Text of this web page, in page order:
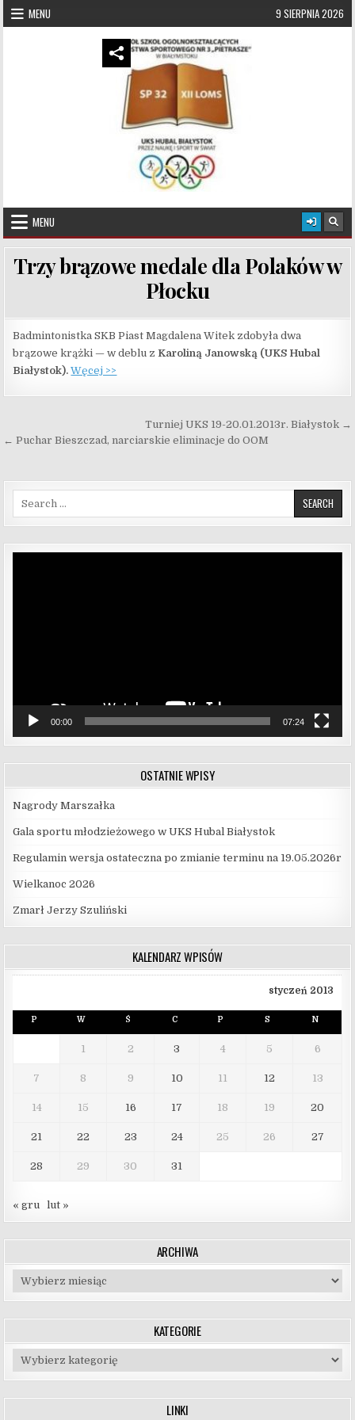
Skip to content
MENU 9 SIERPNIA 2026
UKS Hubal Białystok
MENU
Trzy brązowe medale dla Polaków w
Płocku
Badmintonistka SKB Piast Magdalena Witek zdobyła dwa
brązowe krążki — w deblu zKaroliną Janowską (UKS Hubal
Białystok).Węcej >>
Nawigacja wpisuTurniej UKS 19-20.01.2013r. Białystok →
← Puchar Bieszczad, narciarskie eliminacje do OOM
Search for:
00:00 07:24
OSTATNIE WPISY
Nagrody Marszałka
Gala sportu młodzieżowego w UKS Hubal Białystok
Regulamin wersja ostateczna po zmianie terminu na 19.05.2026r
Wielkanoc 2026
Zmarł Jerzy Szuliński
KALENDARZ WPISÓW
styczeń 2013
P W Ś C P S N
1 2 3 4 5 6
7 8 9 10 11 12 13
14 15 16 17 18 19 20
21 22 23 24 25 26 27
28 29 30 31
« gru lut »
ARCHIWA
Archiwa
KATEGORIE
Kategorie
LINKI